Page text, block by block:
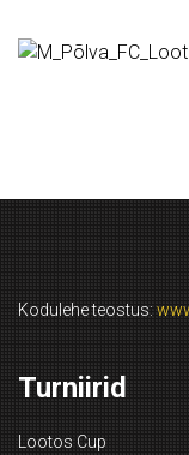
Kodulehe teostus:
Turniirid
Lootos Cup